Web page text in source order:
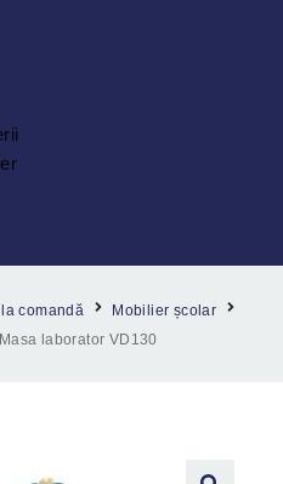
comandă
Mobilier școlar
Masa laborator VD130